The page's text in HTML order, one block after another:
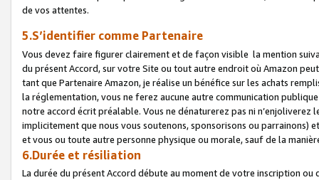
de vos attentes.
5.S’identifier comme Partenaire
Vous devez faire figurer clairement et de façon visible la mention
du présent Accord, sur votre Site ou tout autre endroit où Amazon
tant que Partenaire Amazon, je réalise un bénéfice sur les achats
la réglementation, vous ne ferez aucune autre communication
notre accord écrit préalable. Vous ne dénaturerez pas ni
implicitement que nous vous soutenons, sponsorisons ou parrainons)
et vous ou toute autre personne physique ou morale, sauf de la
6.Durée et résiliation
La durée du présent Accord débute au moment de votre inscription